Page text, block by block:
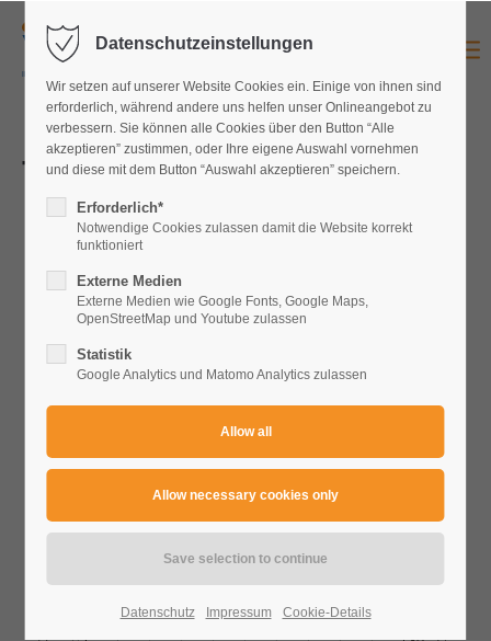
Login
Username
Password
Login
Register|Lost your password?
Support
Lorem ipsum dolor sit amet:
24h/ 365days
T-1001 - 2001
Datenschutzeinstellungen
Wir setzen auf unserer Website Cookies ein. Einige von ihnen sind
erforderlich, während andere uns helfen unser Onlineangebot zu
verbessern. Sie können alle Cookies über den Button “Alle
akzeptieren” zustimmen, oder Ihre eigene Auswahl vornehmen
und diese mit dem Button “Auswahl akzeptieren” speichern.
Erforderlich*
Notwendige Cookies zulassen damit die Website korrekt
funktioniert
Externe Medien
Externe Medien wie Google Fonts, Google Maps,
OpenStreetMap und Youtube zulassen
Statistik
Google Analytics und Matomo Analytics zulassen
Datenschutz Impressum Cookie-Details